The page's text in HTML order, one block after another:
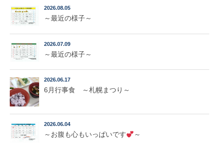
2026.08.05
～最近の様子～
2026.07.09
～最近の様子～
2026.06.17
6月行事食 ～札幌まつり～
2026.06.04
～お腹も心もいっぱいです ～